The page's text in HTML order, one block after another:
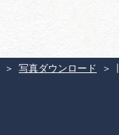
写真ダウンロード